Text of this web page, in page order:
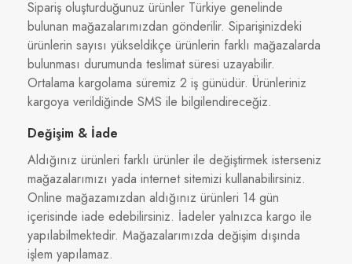
Sipariş oluşturduğunuz ürünler Türkiye genelinde
bulunan mağazalarımızdan gönderilir. Siparişinizdeki
ürünlerin sayısı yükseldikçe ürünlerin farklı mağazalarda
bulunması durumunda teslimat süresi uzayabilir.
Ortalama kargolama süremiz 2 iş günüdür. Ürünleriniz
kargoya verildiğinde SMS ile bilgilendireceğiz.
Değişim & İade
Aldığınız ürünleri farklı ürünler ile değiştirmek isterseniz
mağazalarımızı yada internet sitemizi kullanabilirsiniz.
Online mağazamızdan aldığınız ürünleri 14 gün
içerisinde iade edebilirsiniz. İadeler yalnızca kargo ile
yapılabilmektedir. Mağazalarımızda değişim dışında
işlem yapılamaz.